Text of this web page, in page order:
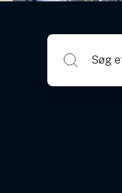
Søg efter titel,